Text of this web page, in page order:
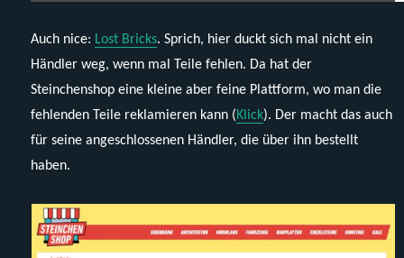
Auch nice: Lost Bricks. Sprich, hier duckt sich mal nicht ein
Händler weg, wenn mal Teile fehlen. Da hat der
Steinchenshop eine kleine aber feine Plattform, wo man die
fehlenden Teile reklamieren kann (Klick). Der macht das auch
für seine angeschlossenen Händler, die über ihn bestellt
haben.